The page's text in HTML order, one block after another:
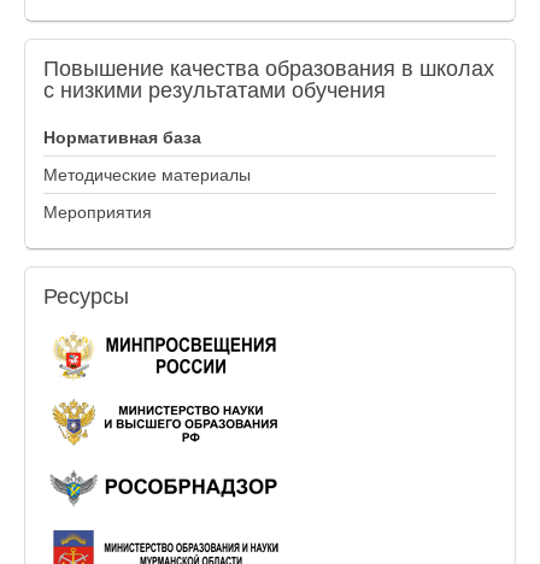
Повышение качества образования в школах
с низкими результатами обучения
Нормативная база
Методические материалы
Мероприятия
Ресурсы